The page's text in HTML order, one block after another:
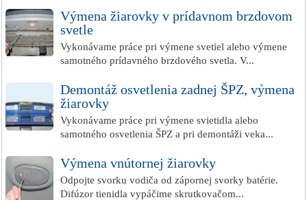
Výmena žiarovky v prídavnom brzdovom
svetle
Vykonávame práce pri výmene svetiel alebo výmene
samotného prídavného brzdového svetla. V...
Demontáž osvetlenia zadnej ŠPZ, výmena
žiarovky
Vykonávame práce pri výmene svietidla alebo
samotného osvetlenia ŠPZ a pri demontáži veka...
Výmena vnútornej žiarovky
Odpojte svorku vodiča od zápornej svorky batérie.
Difúzor tienidla vypáčime skrutkovačom...